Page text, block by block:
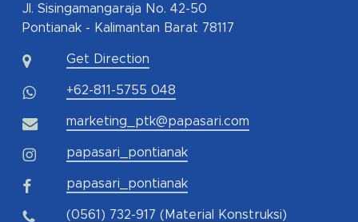
Jl. Sisingamangaraja No. 42-50
Pontianak - Kalimantan Barat 78117
Get Direction
+62-811-5755 048
marketing_ptk@papasari.com
papasari_pontianak
papasari_pontianak
(0561) 732-917 (Material Konstruksi)